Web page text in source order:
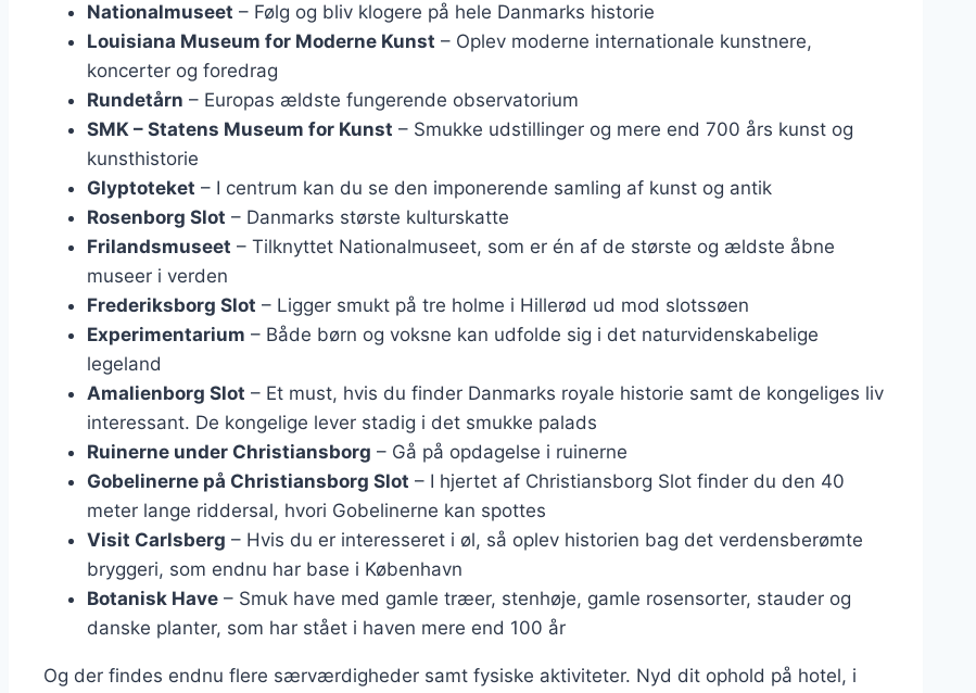
Nationalmuseet – Følg og bliv klogere på hele Danmarks historie
Louisiana Museum for Moderne Kunst – Oplev moderne internationale kunstnere,
koncerter og foredrag
Rundetårn – Europas ældste fungerende observatorium
SMK – Statens Museum for Kunst – Smukke udstillinger og mere end 700 års kunst og
kunsthistorie
Glyptoteket – I centrum kan du se den imponerende samling af kunst og antik
Rosenborg Slot – Danmarks største kulturskatte
Frilandsmuseet – Tilknyttet Nationalmuseet, som er én af de største og ældste åbne
museer i verden
Frederiksborg Slot – Ligger smukt på tre holme i Hillerød ud mod slotssøen
Experimentarium – Både børn og voksne kan udfolde sig i det naturvidenskabelige
legeland
Amalienborg Slot – Et must, hvis du finder Danmarks royale historie samt de kongeliges liv
interessant. De kongelige lever stadig i det smukke palads
Ruinerne under Christiansborg – Gå på opdagelse i ruinerne
Gobelinerne på Christiansborg Slot – I hjertet af Christiansborg Slot finder du den 40
meter lange riddersal, hvori Gobelinerne kan spottes
Visit Carlsberg – Hvis du er interesseret i øl, så oplev historien bag det verdensberømte
bryggeri, som endnu har base i København
Botanisk Have – Smuk have med gamle træer, stenhøje, gamle rosensorter, stauder og
danske planter, som har stået i haven mere end 100 år
Og der findes endnu flere særværdigheder samt fysiske aktiviteter. Nyd dit ophold på hotel, i